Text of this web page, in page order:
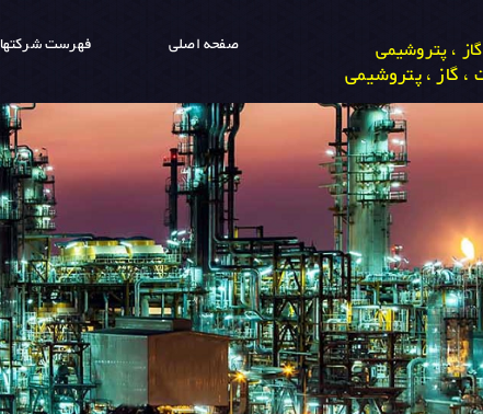
، پتروشیمی
گاز ، پتروشیمی
صفحه اصلی فهرست شرکتها